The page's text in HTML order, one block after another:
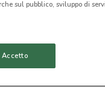
IN
sul pubblico, sviluppo di
Accetto